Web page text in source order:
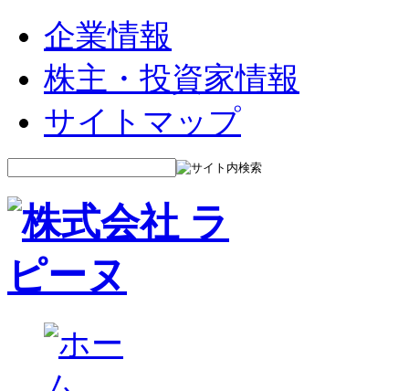
企業情報
株主・投資家情報
サイトマップ